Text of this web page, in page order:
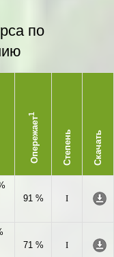
по
Опережает
1
Степень Скачать
91 %
I
71 %
I